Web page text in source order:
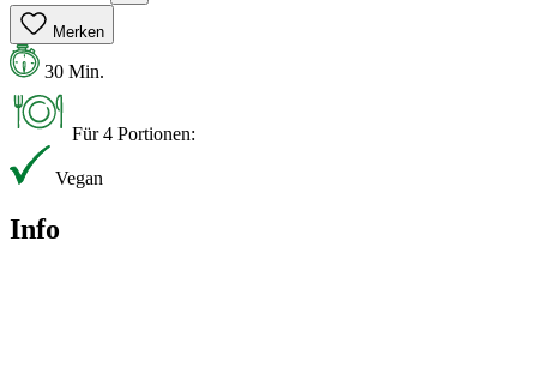
Merken
30 Min.
Für 4 Portionen:
Vegan
Info